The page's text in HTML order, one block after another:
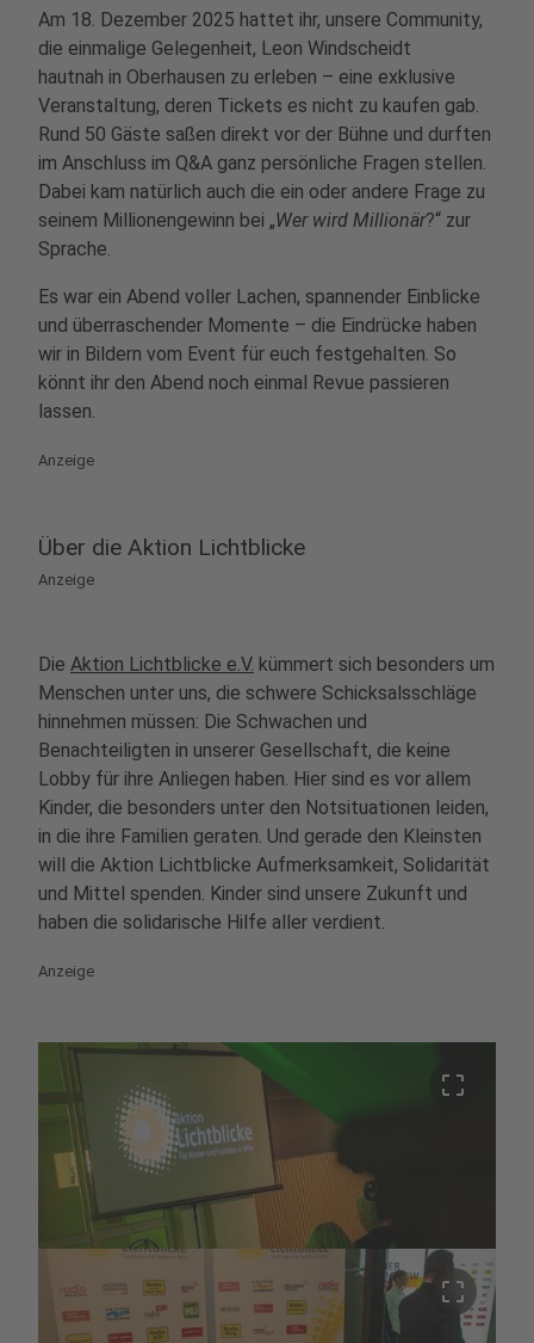
Am 18. Dezember 2025 hattet ihr, unsere Community,
die einmalige Gelegenheit, Leon Windscheidt
hautnah in Oberhausen zu erleben – eine exklusive
Veranstaltung, deren Tickets es nicht zu kaufen gab.
Rund 50 Gäste saßen direkt vor der Bühne und durften
im Anschluss im Q&A ganz persönliche Fragen stellen.
Dabei kam natürlich auch die ein oder andere Frage zu
seinem Millionengewinn bei „Wer wird Millionär?“ zur
Sprache.
Es war ein Abend voller Lachen, spannender Einblicke
und überraschender Momente – die Eindrücke haben
wir in Bildern vom Event für euch festgehalten. So
könnt ihr den Abend noch einmal Revue passieren
lassen.
Anzeige
Über die Aktion Lichtblicke
Anzeige
Die Aktion Lichtblicke e.V. kümmert sich besonders um
Menschen unter uns, die schwere Schicksalsschläge
hinnehmen müssen: Die Schwachen und
Benachteiligten in unserer Gesellschaft, die keine
Lobby für ihre Anliegen haben. Hier sind es vor allem
Kinder, die besonders unter den Notsituationen leiden,
in die ihre Familien geraten. Und gerade den Kleinsten
will die Aktion Lichtblicke Aufmerksamkeit, Solidarität
und Mittel spenden. Kinder sind unsere Zukunft und
haben die solidarische Hilfe aller verdient.
Anzeige
crop_free
crop_free